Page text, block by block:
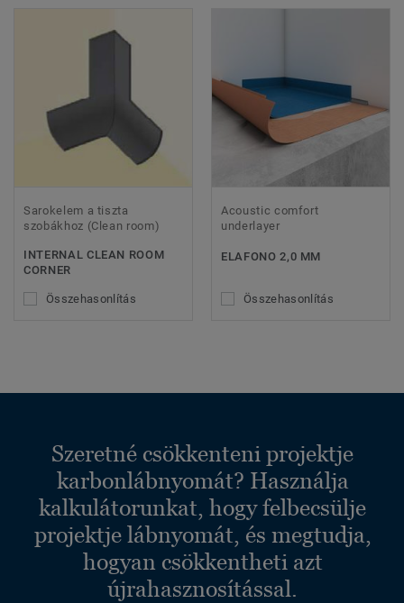
Sarokelem a tiszta
szobákhoz (Clean room)
INTERNAL CLEAN ROOM
CORNER
Összehasonlítás
Acoustic comfort
underlayer
ELAFONO 2,0 MM
Összehasonlítás
Szeretné csökkenteni projektje
karbonlábnyomát? Használja
kalkulátorunkat, hogy felbecsülje
projektje lábnyomát, és megtudja,
hogyan csökkentheti azt
újrahasznosítással.